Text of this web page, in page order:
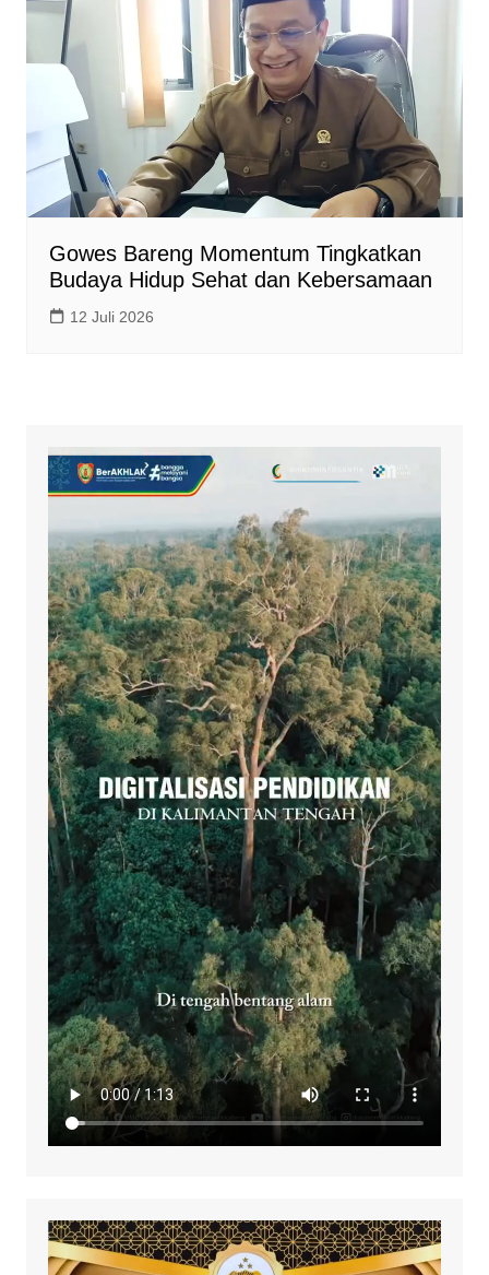
Gowes Bareng Momentum Tingkatkan
Budaya Hidup Sehat dan Kebersamaan
12 Juli 2026